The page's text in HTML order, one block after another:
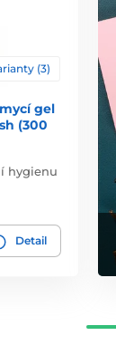
(3)
gel
(300
hygienu
Detail